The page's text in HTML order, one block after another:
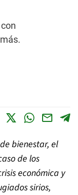
bienestar, el
de los
económica y
sirios,